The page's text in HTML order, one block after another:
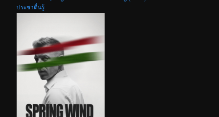
ประชาตื่นรู้